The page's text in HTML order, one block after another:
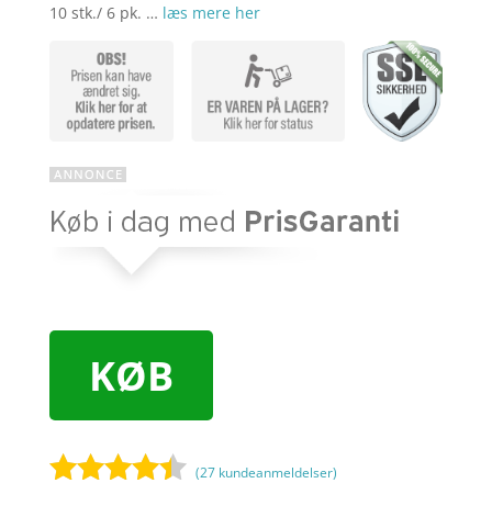
10 stk./ 6 pk. … læs mere her
KØB
(27 kundeanmeldelser)